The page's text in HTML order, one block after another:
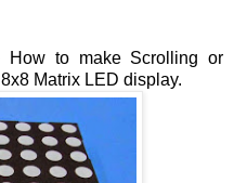
How to make Scrolling or
Matrix LED display.